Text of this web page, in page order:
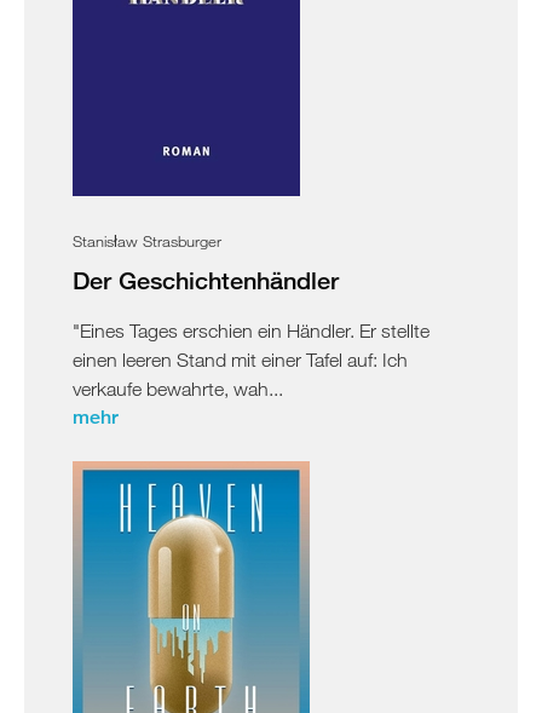
Stanisław Strasburger
Der Geschichtenhändler
"Eines Tages erschien ein Händler. Er stellte
einen leeren Stand mit einer Tafel auf: Ich
verkaufe bewahrte, wah...
mehr